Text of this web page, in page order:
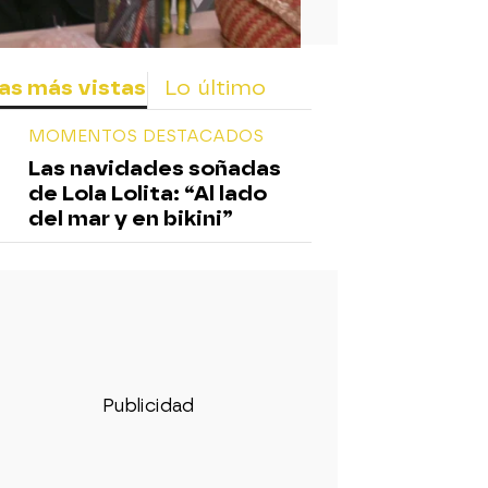
más vistas Lo último
MOMENTOS DESTACADOS
Las navidades soñadas
de Lola Lolita: “Al lado
del mar y en bikini”